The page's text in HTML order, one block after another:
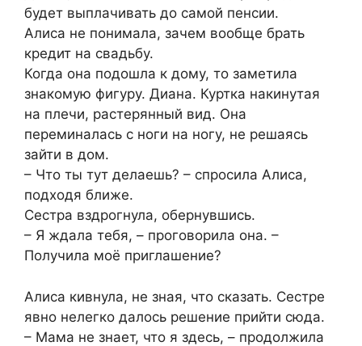
будет выплачивать до самой пенсии.
Алиса не понимала, зачем вообще брать
кредит на свадьбу.
Когда она подошла к дому, то заметила
знакомую фигуру. Диана. Куртка накинутая
на плечи, растерянный вид. Она
переминалась с ноги на ногу, не решаясь
зайти в дом.
– Что ты тут делаешь? – спросила Алиса,
подходя ближе.
Сестра вздрогнула, обернувшись.
– Я ждала тебя, – проговорила она. –
Получила моё приглашение?
Алиса кивнула, не зная, что сказать. Сестре
явно нелегко далось решение прийти сюда.
– Мама не знает, что я здесь, – продолжила